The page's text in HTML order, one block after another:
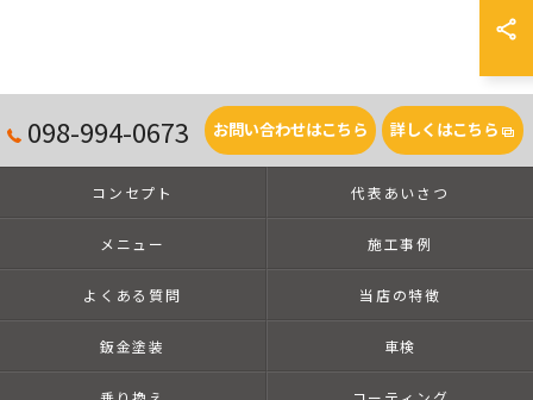
098-994-0673 お問い合わせはこちら 詳しくはこちら
コンセプト 代表あいさつ
メニュー 施工事例
よくある質問 当店の特徴
鈑金塗装 車検